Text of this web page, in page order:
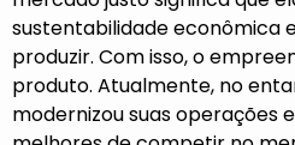
sustentabilidade econômica
produzir. Com isso, o
produto. Atualmente, no
modernizou suas operações